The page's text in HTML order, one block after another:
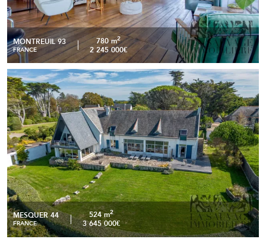
MONTREUIL 93
FRANCE
780 m2
2 245 000€
MESQUER 44
FRANCE
524 m2
3 645 000€
QUIMIAC– PROPRIÉTÉ D’EXCEPTION AVEC VUE
PANORAMIQUE SUR L’OCÉAN ET ACCÈS PRIVATIF À LA
PLAGE
READ MORE